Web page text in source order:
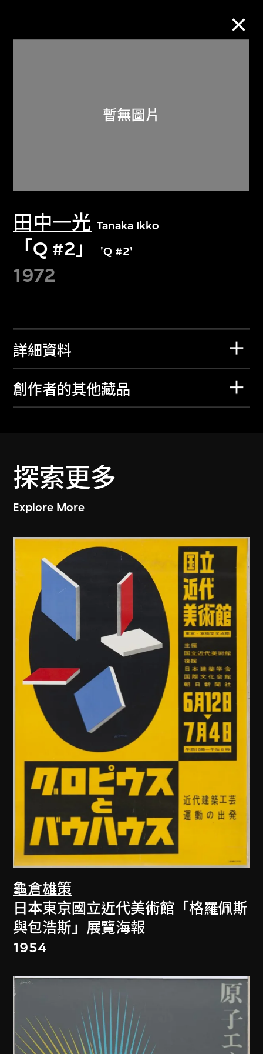
田中一光 Tanaka Ikko
「Q #2」 'Q #2'
1972
詳細資料
創作者的其他藏品
探索更多
Explore More
龜倉雄策
日本東京國立近代美術館「格羅佩斯
與包浩斯」展覽海報
1954
關於M+藏品
探索世界頂級的二十及二十一世紀視覺
文化藏品。